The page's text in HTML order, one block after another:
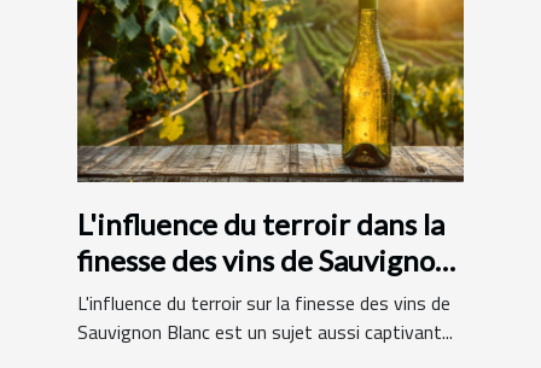
L'influence du terroir dans la
finesse des vins de Sauvignon
Blanc
L'influence du terroir sur la finesse des vins de
Sauvignon Blanc est un sujet aussi captivant...